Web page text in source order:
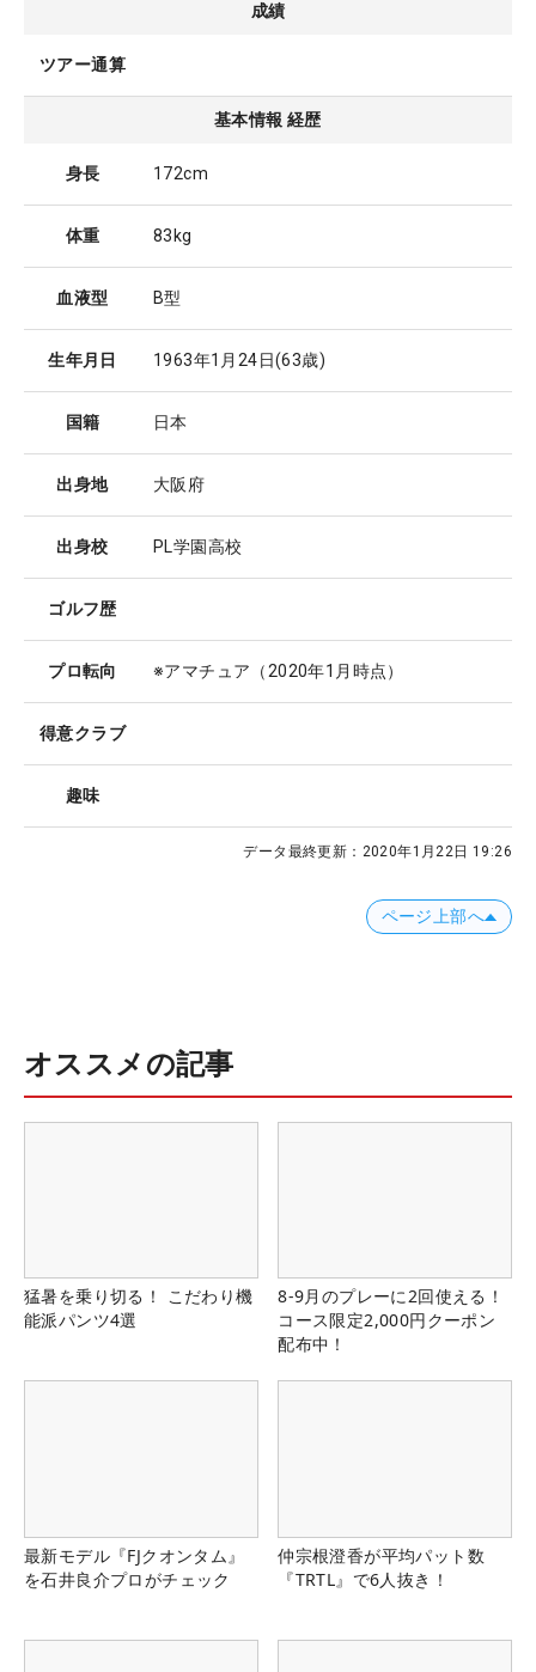
成績
ツアー通算
基本情報 経歴
身長 172cm
体重 83kg
血液型 B型
生年月日 1963年1月24日(63歳)
国籍 日本
出身地 大阪府
出身校 PL学園高校
ゴルフ歴
プロ転向 ※アマチュア（2020年1月時点）
得意クラブ
趣味
データ最終更新： 2020年1月22日 19:26
ページ上部へ
オススメの記事
猛暑を乗り切る！ こだわり機
能派パンツ4選
8-9月のプレーに2回使える！
コース限定2,000円クーポン
配布中！
最新モデル『FJクオンタム』
を石井良介プロがチェック
仲宗根澄香が平均パット数
『TRTL』で6人抜き！